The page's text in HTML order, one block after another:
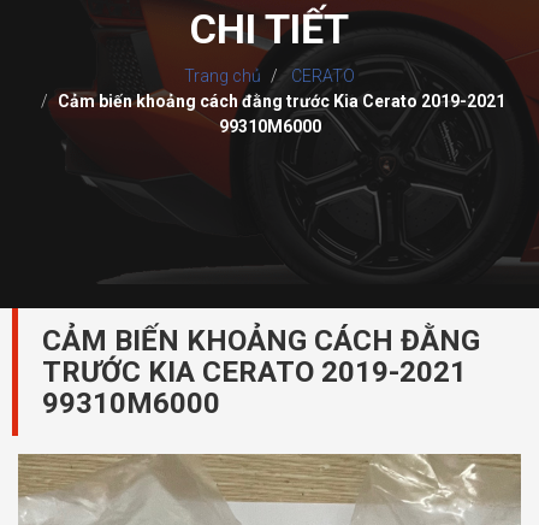
CHI TIẾT
Trang chủ
CERATO
Cảm biến khoảng cách đằng trước Kia Cerato 2019-2021
99310M6000
CẢM BIẾN KHOẢNG CÁCH ĐẰNG
TRƯỚC KIA CERATO 2019-2021
99310M6000